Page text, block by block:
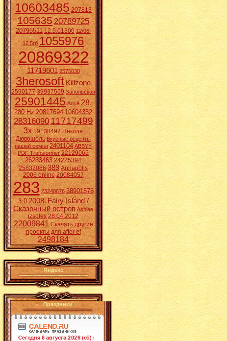
10603485 207813
10563520789725
20795511 12.5.01300 12/06.
12.5гб 1055976
20869322
11719601 2575030
3herosoft Killzone
2590177 39937569 Запольская
25901445 Aucē 28.
280 Hz 20817694 10604352
2831609011717499
3x 19138497 Николя
Дювошель Вкусные рецепты
нашей семьи 2401104 ABBYY
PDF Transformer 22129065
26233463 24225394
25832086 389 Annapolis
2006 online 20084057
283 23240676 38901578
3:0 2008. Fairy Island /
Сказочный остров Ashlee
izsoles 28.04.2012
22009841 Скачать другие
проекты для after ef
2498184
Яндекс
Праздники